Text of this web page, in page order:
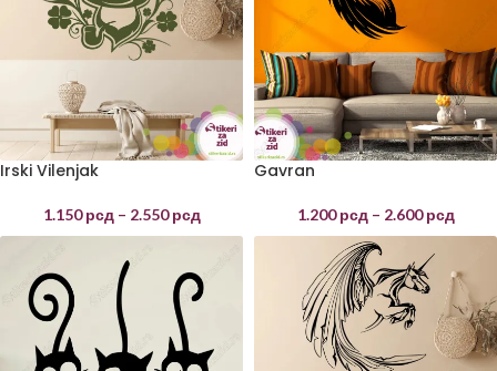
Irski Vilenjak
1.150рсд – 2.550рсд
Gavran
1.200рсд – 2.600рсд